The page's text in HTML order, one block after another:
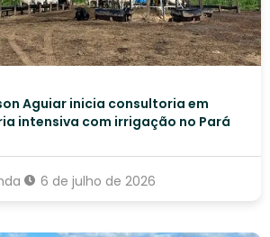
Aguiar inicia consultoria em
intensiva com irrigação no Pará
6 de julho de 2026